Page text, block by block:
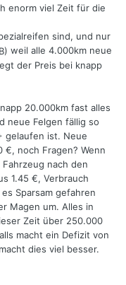
enorm viel Zeit für die
sind, und nur
weil alle 4.000km neue
der Preis bei knapp
20.000km fast alles
neue Felgen fällig so
gelaufen ist. Neue
€, noch Fragen? Wenn
nach den
1.45 €, Verbrauch
Sparsam gefahren
Magen um. Alles in
Zeit über 250.000
macht ein Defizit von
dies viel besser.